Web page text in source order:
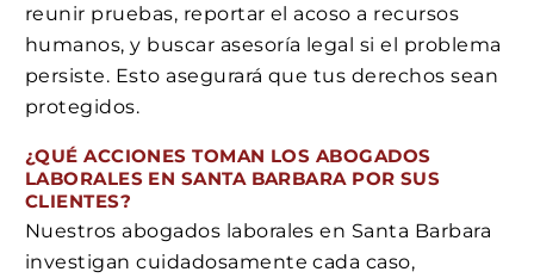
reunir pruebas, reportar el acoso a recursos
humanos, y buscar asesoría legal si el problema
persiste. Esto asegurará que tus derechos sean
protegidos.
¿QUÉ ACCIONES TOMAN LOS ABOGADOS
LABORALES EN SANTA BARBARA POR SUS
CLIENTES?
Nuestros abogados laborales en Santa Barbara
investigan cuidadosamente cada caso,